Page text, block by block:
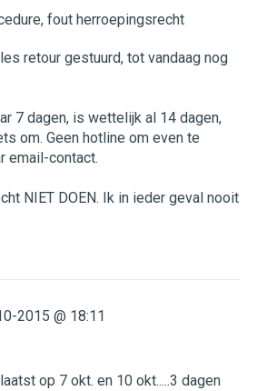
fout herroepingsrecht
retour gestuurd, tot vandaag nog
7 dagen, is wettelijk al 14 dagen,
om. Geen hotline om even te
email-contact.
NIET DOEN. Ik in ieder geval nooit
2015 @ 18:11
op 7 okt. en 10 okt.....3 dagen